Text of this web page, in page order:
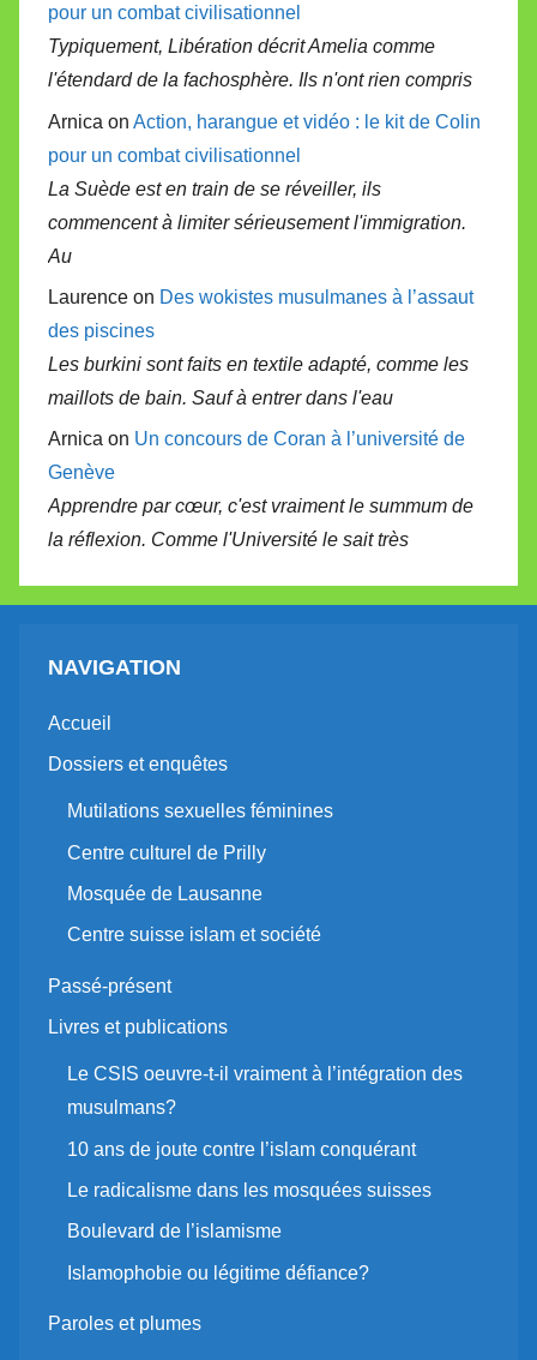
pour un combat civilisationnel
Typiquement, Libération décrit Amelia comme
l'étendard de la fachosphère. Ils n'ont rien compris
Arnica on Action, harangue et vidéo : le kit de Colin
pour un combat civilisationnel
La Suède est en train de se réveiller, ils
commencent à limiter sérieusement l'immigration.
Au
Laurence on Des wokistes musulmanes à l’assaut
des piscines
Les burkini sont faits en textile adapté, comme les
maillots de bain. Sauf à entrer dans l'eau
Arnica on Un concours de Coran à l’université de
Genève
Apprendre par cœur, c'est vraiment le summum de
la réflexion. Comme l'Université le sait très
NAVIGATION
Accueil
Dossiers et enquêtes
Mutilations sexuelles féminines
Centre culturel de Prilly
Mosquée de Lausanne
Centre suisse islam et société
Passé-présent
Livres et publications
Le CSIS oeuvre-t-il vraiment à l’intégration des
musulmans?
10 ans de joute contre l’islam conquérant
Le radicalisme dans les mosquées suisses
Boulevard de l’islamisme
Islamophobie ou légitime défiance?
Paroles et plumes